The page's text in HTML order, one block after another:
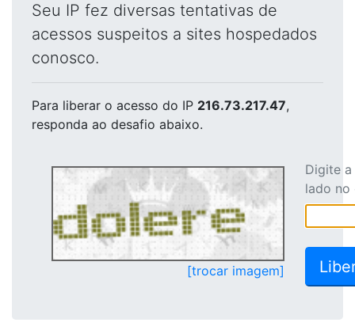
Seu IP fez diversas tentativas de
acessos suspeitos a sites hospedados
conosco.
Para liberar o acesso do IP 216.73.217.47,
responda ao desafio abaixo.
[trocar imagem]
Digite
lado no